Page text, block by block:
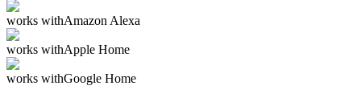
works withAmazon Alexa
works withApple Home
works withGoogle Home